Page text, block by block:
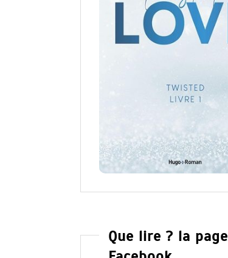
Que lire ? la page